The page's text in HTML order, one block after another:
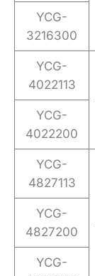
YCG-
3216300
YCG-
4022113
YCG-
4022200
YCG-
4827113
YCG-
4827200
YCG-